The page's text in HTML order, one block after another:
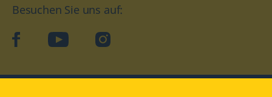
Besuchen Sie uns auf:
facebookYouTube Instagram